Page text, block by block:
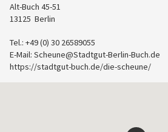
Alt-Buch 45-51
13125 Berlin
Tel.: +49 (0) 30 26589055
E-Mail: Scheune@Stadtgut-Berlin-Buch.de
https://stadtgut-buch.de/die-scheune/